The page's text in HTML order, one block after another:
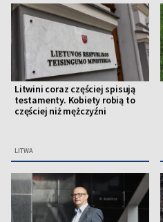
Litwini coraz częściej spisują
testamenty. Kobiety robią to
częściej niż mężczyźni
LITWA